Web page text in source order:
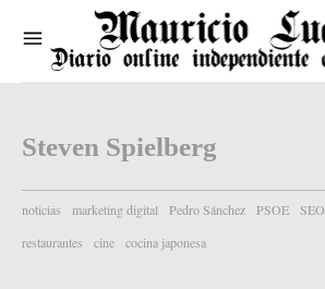
Steven Spielberg
noticias marketing digital Pedro Sánchez PSOE SEO
restaurantes
cine cocina japonesa